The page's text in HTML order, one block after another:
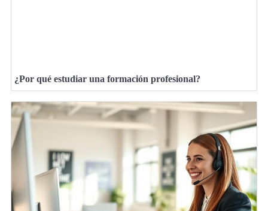
¿Por qué estudiar una formación profesional?